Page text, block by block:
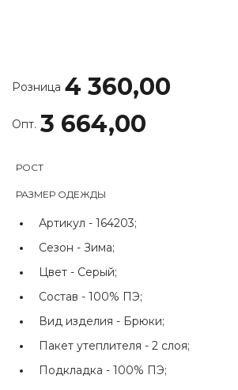
Розница 4 360,00
Опт. 3 664,00
РОСТ
РАЗМЕР ОДЕЖДЫ
Артикул - 164203;
Сезон - Зима;
Цвет - Серый;
Состав - 100% ПЭ;
Вид изделия - Брюки;
Пакет утеплителя - 2 слоя;
Подкладка - 100% ПЭ;